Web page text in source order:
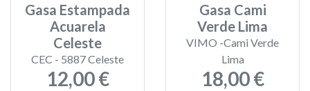
Gasa Estampada
Acuarela
Celeste
CEC - 5887 Celeste
12,00 €
Gasa Cami
Verde Lima
VIMO -Cami Verde
Lima
18,00 €